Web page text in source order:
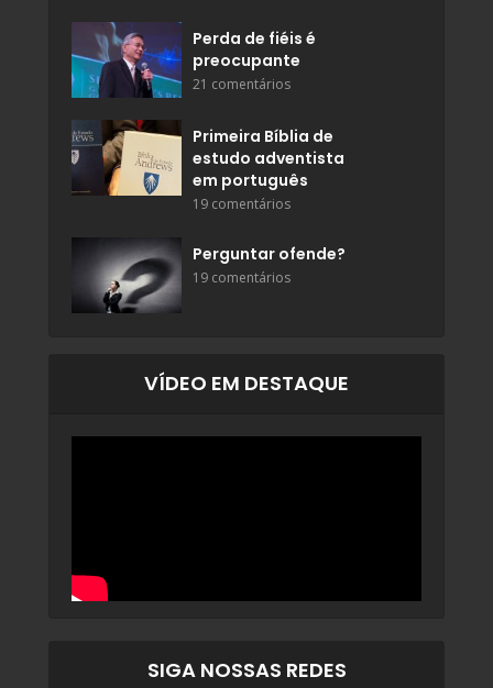
Perda de fiéis é
preocupante
21 comentários
Primeira Bíblia de
estudo adventista
em português
19 comentários
Perguntar ofende?
19 comentários
VÍDEO EM DESTAQUE
SIGA NOSSAS REDES